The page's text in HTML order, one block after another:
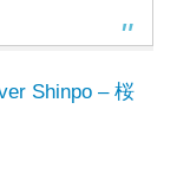
Shinpo – 桜